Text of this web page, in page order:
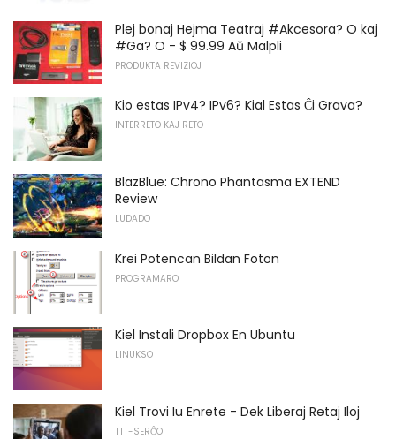
Plej bonaj Hejma Teatraj #Akcesora? O kaj
#Ga? O - $ 99.99 Aŭ Malpli
PRODUKTA REVIZIOJ
Kio estas IPv4? IPv6? Kial Estas Ĉi Grava?
INTERRETO KAJ RETO
BlazBlue: Chrono Phantasma EXTEND
Review
LUDADO
Krei Potencan Bildan Foton
PROGRAMARO
Kiel Instali Dropbox En Ubuntu
LINUKSO
Kiel Trovi Iu Enrete - Dek Liberaj Retaj Iloj
TTT-SERĈO